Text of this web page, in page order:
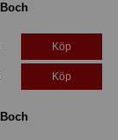
Köp
Köp